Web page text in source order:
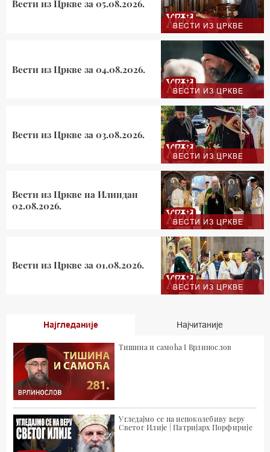
ВЕСТИ ИЗ ЦРКВЕ
Вести из Цркве за 05.08.2026.
ВЕСТИ ИЗ ЦРКВЕ
Вести из Цркве за 04.08.2026.
ВЕСТИ ИЗ ЦРКВЕ
Вести из Цркве за 03.08.2026.
ВЕСТИ ИЗ ЦРКВЕ
Вести из Цркве на Илиндан
02.08.2026.
ВЕСТИ ИЗ ЦРКВЕ
Вести из Цркве за 01.08.2026.
Најгледаније Најчитаније
Тишина и самоћа I Врлинослов
Угледајмо се на непоколебиву веру
Светог Илије | Патријарх Порфирије